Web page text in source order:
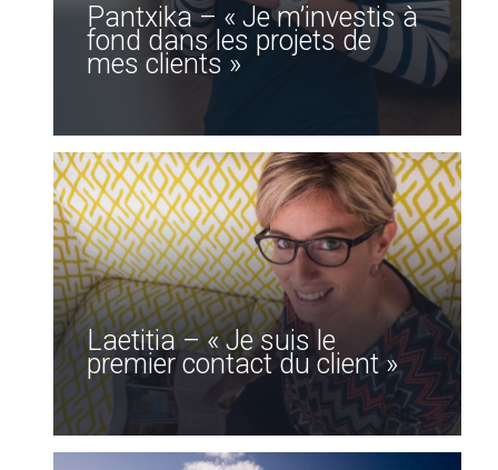
Pantxika – « Je m’investis à
fond dans les projets de
mes clients »
Laetitia – « Je suis le
premier contact du client »